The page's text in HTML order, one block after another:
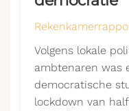
Volgens lokale
ambtenaren was
democratische
lockdown van